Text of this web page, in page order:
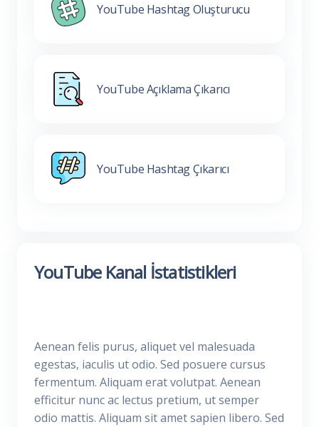
YouTube Hashtag Oluşturucu
YouTube Açıklama Çıkarıcı
YouTube Hashtag Çıkarıcı
YouTube Kanal İstatistikleri
Aenean felis purus, aliquet vel malesuada
egestas, iaculis ut odio. Sed posuere cursus
fermentum. Aliquam erat volutpat. Aenean
efficitur nunc ac lectus pretium, ut semper
odio mattis. Aliquam sit amet sapien libero. Sed